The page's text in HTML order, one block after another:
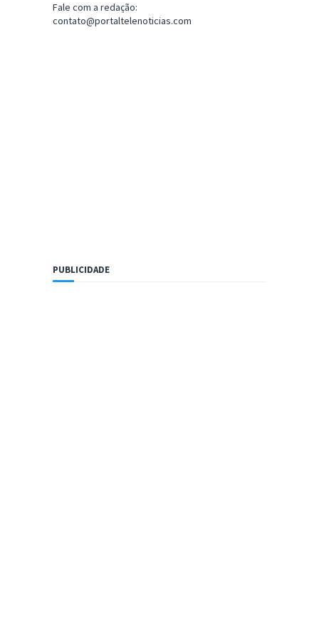
Fale com a redação:
contato@portaltelenoticias.com
PUBLICIDADE